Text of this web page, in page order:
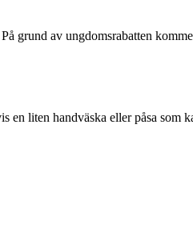
grund av ungdomsrabatten
liten handväska eller påsa som